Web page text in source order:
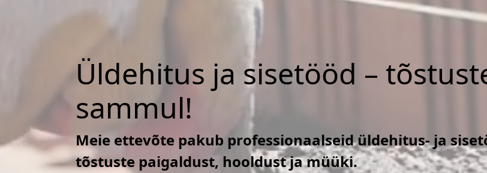
Üldehitus ja sisetööd –
sammul!
Meie ettevõte pakub professionaalseid üldehitus- ja
tõstuste paigaldust, hooldust ja müüki.